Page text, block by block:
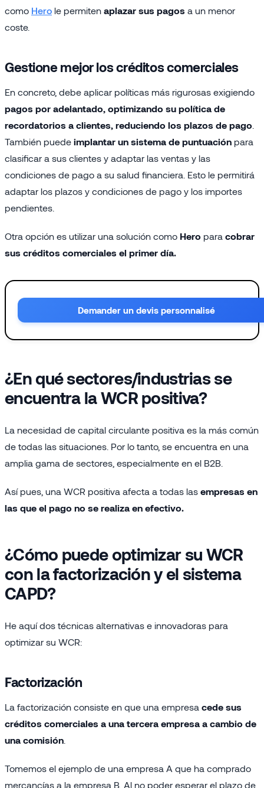
como Hero le permiten aplazar sus pagos a un menor
coste.
Gestione mejor los créditos comerciales
En concreto, debe aplicar políticas más rigurosas exigiendo
pagos por adelantado, optimizando su política de
recordatorios a clientes, reduciendo los plazos de pago
También puede implantar un sistema de puntuación para
clasificar a sus clientes y adaptar las ventas y las
condiciones de pago a su salud financiera. Esto le permitirá
adaptar los plazos y condiciones de pago y los importes
pendientes.
Otra opción es utilizar una solución como Hero para cobrar
sus créditos comerciales el primer día.
Demander un devis personnalisé
¿En qué sectores/industrias se
encuentra laWCRpositiva?
La necesidad de capital circulante positiva es la más común
de todas las situaciones. Por lo tanto, se encuentra en una
amplia gama de sectores, especialmente en el B2B.
Así pues, una WCR positiva afecta a todas las empresas en
las que el pago no se realiza en efectivo.
¿Cómo puede optimizar su WCR
con la factorización y el sistema
CAPD?
He aquí dos técnicas alternativas e innovadoras para
optimizar su WCR:
Factorización
La factorización consiste en que una empresa cede sus
créditos comerciales a una tercera empresa a cambio de
una comisión
Tomemos el ejemplo de una empresa A que ha comprado
mercancías a la empresa B. Al no poder esperar el plazo de